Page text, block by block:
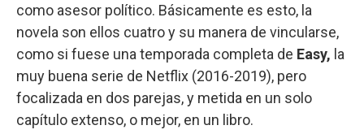
como asesor político. Básicamente es esto, la
novela son ellos cuatro y su manera de vincularse,
como si fuese una temporada completa de Easy, la
muy buena serie de Netflix (2016-2019), pero
focalizada en dos parejas, y metida en un solo
capítulo extenso, o mejor, en un libro.